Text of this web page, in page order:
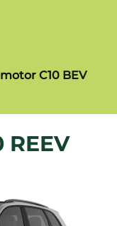
C10 BEV
REEV